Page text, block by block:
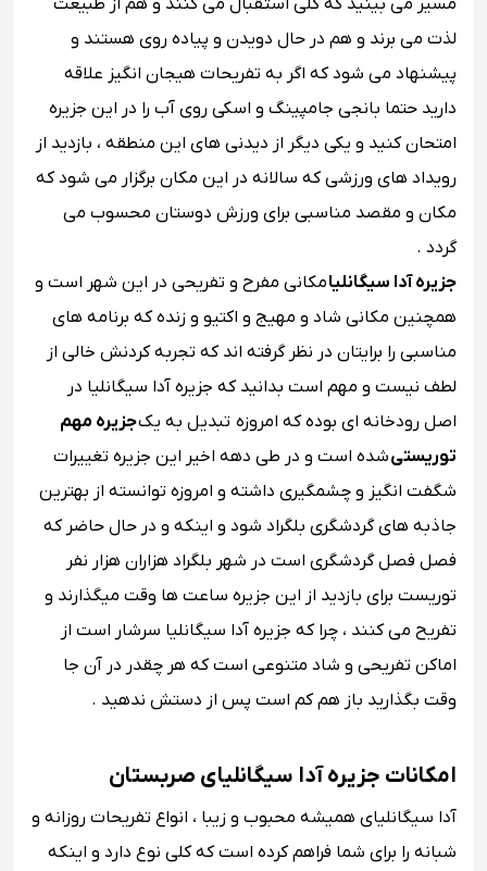
مسیر می بینید که کلی استقبال می کنند و هم از طبیعت
لذت می برند و هم در حال دویدن و پیاده روی هستند و
پیشنهاد می شود که اگر به تفریحات هیجان انگیز علاقه
دارید حتما بانجی جامپینگ و اسکی روی آب را در این جزیره
امتحان کنید و یکی دیگر از دیدنی های این منطقه ، بازدید از
رویداد های ورزشی که سالانه در این مکان برگزار می شود که
مکان و مقصد مناسبی برای ورزش دوستان محسوب می
گردد .
جزیره آدا سیگانلیامکانی مفرح و تفریحی در این شهر است و
همچنین مکانی شاد و مهیج و اکتیو و زنده که برنامه های
مناسبی را برایتان در نظر گرفته اند که تجربه کردنش خالی از
لطف نیست و مهم است بدانید که جزیره آدا سیگانلیا در
اصل رودخانه ای بوده که امروزه تبدیل به یکجزیره مهم
توریستیشده است و در طی دهه اخیر این جزیره تغییرات
شگفت انگیز و چشمگیری داشته و امروزه توانسته از بهترین
جاذبه های گردشگری بلگراد شود و اینکه و در حال حاضر که
فصل فصل گردشگری است در شهر بلگراد هزاران هزار نفر
توریست برای بازدید از این جزیره ساعت ها وقت میگذارند و
تفریح می کنند ، چرا که جزیره آدا سیگانلیا سرشار است از
اماکن تفریحی و شاد متنوعی است که هر چقدر در آن جا
وقت بگذارید باز هم کم است پس از دستش ندهید .
امکانات جزیره آدا سیگانلیای صربستان
آدا سیگانلیای همیشه محبوب و زیبا ، انواع تفریحات روزانه و
شبانه را برای شما فراهم کرده است که کلی نوع دارد و اینکه